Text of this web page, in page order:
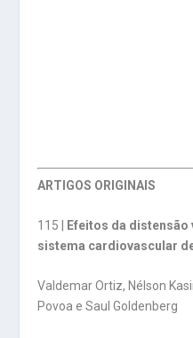
ARTIGOS ORIGINAIS
115 |
Efeitos da
sistema cardiovascular
Valdemar Ortiz, Nélson
Povoa e Saul Goldenberg